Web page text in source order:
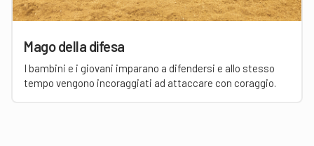
Mago della difesa
I bambini e i giovani imparano a difendersi e allo stesso
tempo vengono incoraggiati ad attaccare con coraggio.